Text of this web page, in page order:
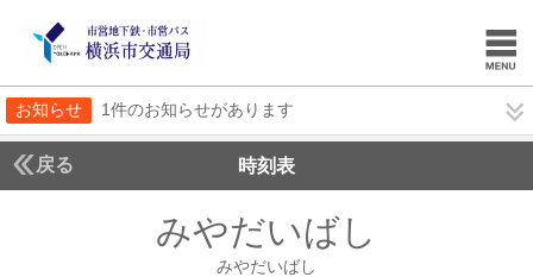
お知らせ 1件のお知らせがあります
戻る 時刻表
みやだいばし
みやだいばし